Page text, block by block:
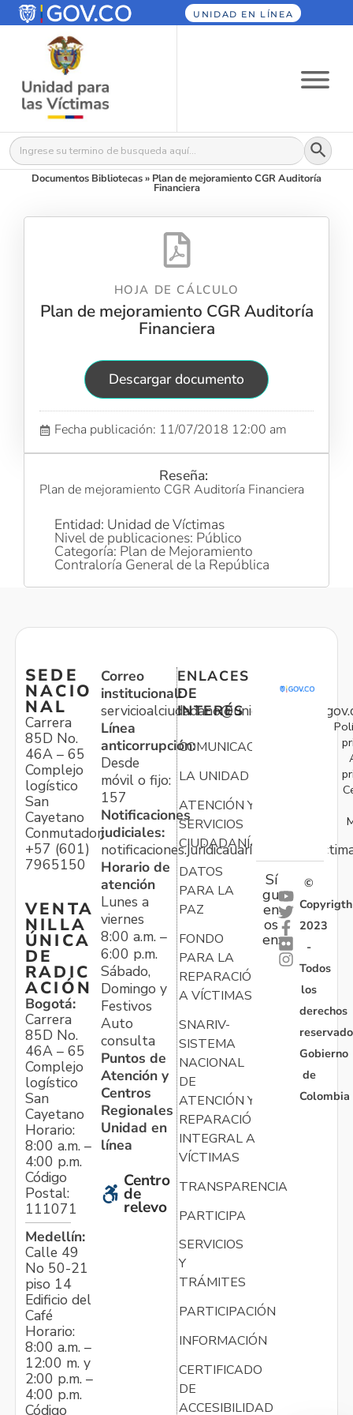
UNIDAD EN LÍNEA
Buscar: Botón
Documentos Bibliotecas» Plan de mejoramiento CGR Auditoría
Financiera
HOJA DE CÁLCULO
Plan de mejoramiento CGR Auditoría
Financiera
Descargar documento
Fecha publicación: 11/07/2018 12:00 am
Reseña:
Plan de mejoramiento CGR Auditoría Financiera
Entidad: Unidad de Víctimas
Nivel de publicaciones: Público
Categoría: Plan de Mejoramiento
Contraloría General de la República
SEDE
NACIO
NAL
Carrera
85D No.
46A – 65
Complejo
logístico
San
Cayetano
Conmutador:
+57 (601)
7965150
VENTA
NILLA
ÚNICA
DE
RADIC
ACIÓN
Bogotá:
Carrera
85D No.
46A – 65
Complejo
logístico
San
Cayetano
Horario:
8:00 a.m. –
4:00 p.m.
Código
Postal:
111071
Medellín:
Calle 49
No 50-21
piso 14
Edificio del
Café
Horario:
8:00 a.m. –
12:00 m. y
2:00 p.m. –
4:00 p.m.
Código
Correo
institucional:
Línea
anticorrupción:
Desde
móvil o fijo:
157
Notificaciones
judiciales:
Horario de
atención
Lunes a
viernes
8:00 a.m. –
6:00 p.m.
Sábado,
Domingo y
Festivos
Auto
consulta
Puntos de
Atención y
Centros
Regionales
Unidad en
línea
Centro
de
relevo
ENLACES
DE
INTERÉS
COMUNICACIONES
LA UNIDAD
ATENCIÓN Y
SERVICIOS
CIUDADANÍA
DATOS
PARA LA
PAZ
FONDO
PARA LA
REPARACIÓN
A VÍCTIMAS
SNARIV-
SISTEMA
NACIONAL
DE
ATENCIÓN Y
REPARACIÓN
INTEGRAL A
VÍCTIMAS
TRANSPARENCIA
PARTICIPA
SERVICIOS
Y
TRÁMITES
PARTICIPACIÓN
INFORMACIÓN
CERTIFICADO
DE
ACCESIBILIDAD
Sí
gu
en
os
en:
©
Copyrigth
2023
-
Todos
los
derechos
Gobierno
de
Colombia